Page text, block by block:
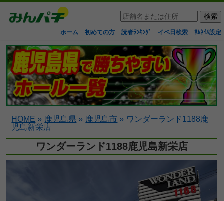
ホーム 初めての方 読者ﾗﾝｷﾝｸﾞ イベ日検索 ｻﾑﾈｲﾙ設定
HOME » 鹿児島県 » 鹿児島市 » ワンダーランド1188鹿
児島新栄店
ワンダーランド1188鹿児島新栄店